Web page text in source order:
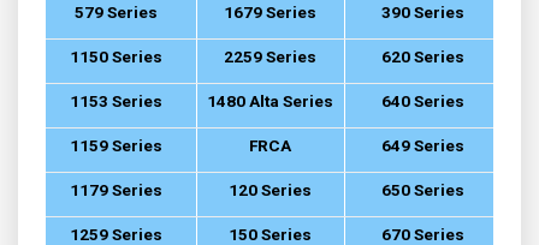
579 Series 1679 Series 390 Series
1150 Series 2259 Series 620 Series
1153 Series 1480 Alta Series 640 Series
1159 Series FRCA 649 Series
1179 Series 120 Series 650 Series
1259 Series 150 Series 670 Series